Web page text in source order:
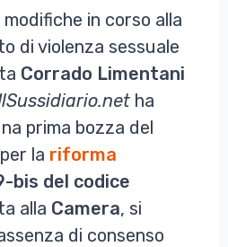
in corso alla
di violenza sessuale
Corrado Limentani
ha
prima bozza del
la riforma
bis del codice
alla Camera, si
di consenso